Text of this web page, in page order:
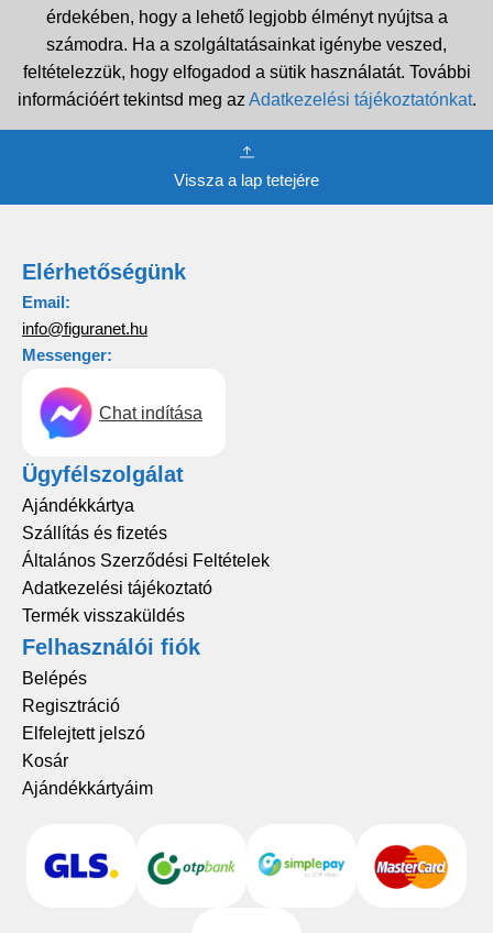
érdekében, hogy a lehető legjobb élményt nyújtsa a
számodra. Ha a szolgáltatásainkat igénybe veszed,
feltételezzük, hogy elfogadod a sütik használatát. További
információért tekintsd meg az Adatkezelési tájékoztatónkat.
Vissza a lap tetejére
Elérhetőségünk
Email:
info@figuranet.hu
Messenger:
Chat indítása
Ügyfélszolgálat
Ajándékkártya
Szállítás és fizetés
Általános Szerződési Feltételek
Adatkezelési tájékoztató
Termék visszaküldés
Felhasználói fiók
Belépés
Regisztráció
Elfelejtett jelszó
Kosár
Ajándékkártyáim